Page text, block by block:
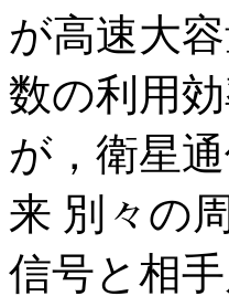
が高速大
数の利用
が，衛星
来 別々の
信号と相